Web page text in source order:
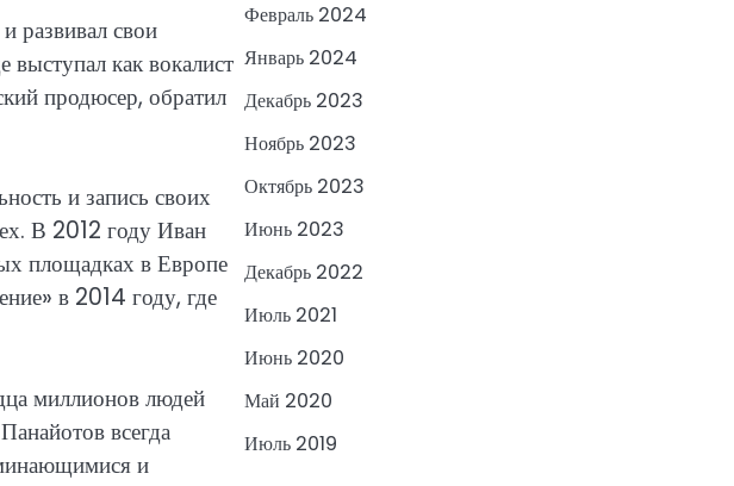
развивал свои
как вокалист
продюсер, обратил
и запись своих
В 2012 году Иван
площадках в Европе
в 2014 году, где
миллионов людей
всегда
и
Февраль 2024
Январь 2024
Декабрь 2023
Ноябрь 2023
Октябрь 2023
Июнь 2023
Декабрь 2022
Июль 2021
Июнь 2020
Май 2020
Июль 2019